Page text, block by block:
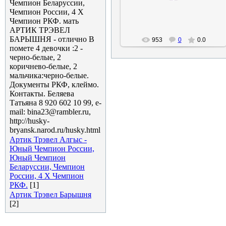
Чемпион Беларуссии,
Чемпион России, 4 Х
Чемпион РКФ. мать
АРТИК ТРЭВЕЛ
БАРЫШНЯ - отлично В
помете 4 девочки :2 -
черно-белые, 2
коричнево-белые, 2
мальчика:черно-белые.
Документы РКФ, клеймо.
Контакты. Беляева
Татьяна 8 920 602 10 99, e-
mail: bina23@rambler.ru,
http://husky-
bryansk.narod.ru/husky.html
Артик Трэвел Алгыс -
Юный Чемпион России,
Юный Чемпион
Беларуссии, Чемпион
России, 4 Х Чемпион
РКФ. [1]
Артик Трэвел Барышня
[2]
953 0 0.0